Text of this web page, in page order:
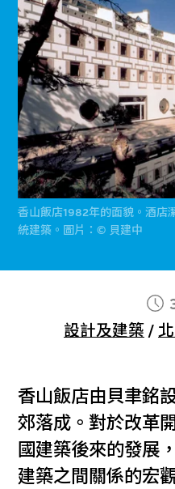
香山飯店1982年的面貌。酒店
統建築。圖片：© 貝建中
設計及建築 /
香山飯店由貝聿銘
郊落成。對於改革
國建築後來的發展
建築之間關係的宏